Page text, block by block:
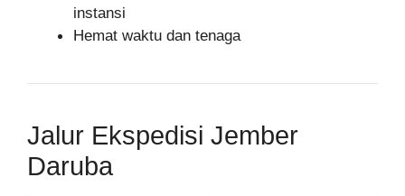
instansi
Hemat waktu dan tenaga
Jalur Ekspedisi Jember
Daruba